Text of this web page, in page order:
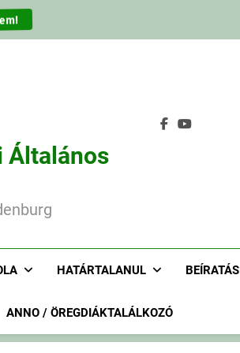
Általános
HATÁRTALANUL BEÍRATÁS
ANNO / ÖREGDIÁKTALÁLKOZÓ